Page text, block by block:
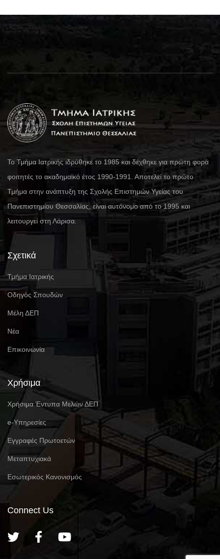
Το Τμήμα Ιατρικής ιδρύθηκε το 1985 και δέχθηκε για πρώτη φορά
φοιτητές το ακαδημαϊκό έτος 1990-1991. Αποτελεί το πρώτο
Τμήμα στην ανάπτυξη της Σχολής Επιστημών Υγείας του
Πανεπιστημίου Θεσσαλίας, είναι αυτόνομο από το 1995 και
λειτουργεί στη Λάρισα.
Σχετικά
Τμήμα Ιατρικής
Οδηγός Σπουδών
Μέλη ΔΕΠ
Νέα
Επικοινωνία
Χρήσιμα
Χρήσιμα Έντυπα Μελών ΔΕΠ
e-Υπηρεσίες
Eγγραφές Πρωτοετών
Μεταπτυχιακά
Εσωτερικός Κανονισμός
Connect Us